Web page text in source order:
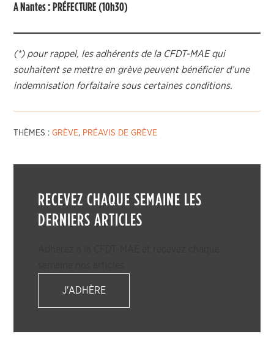
A Nantes : PRÉFECTURE (10h30)
(*) pour rappel, les adhérents de la CFDT-MAE qui
souhaitent se mettre en grève peuvent bénéficier d’une
indemnisation forfaitaire sous certaines conditions.
THÈMES :GRÈVE, PRÉAVIS DE GRÈVE
RECEVEZ CHAQUE SEMAINE LES
DERNIERS ARTICLES
J'ADHÈRE